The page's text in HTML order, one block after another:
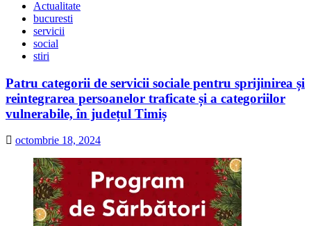
Actualitate
bucuresti
servicii
social
stiri
Patru categorii de servicii sociale pentru sprijinirea și
reintegrarea persoanelor traficate și a categoriilor
vulnerabile, în județul Timiș
octombrie 18, 2024